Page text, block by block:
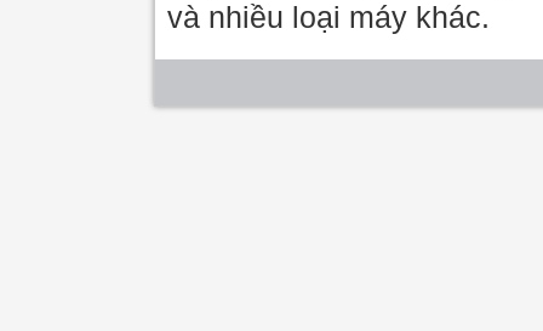
và nhiều loại máy khác.